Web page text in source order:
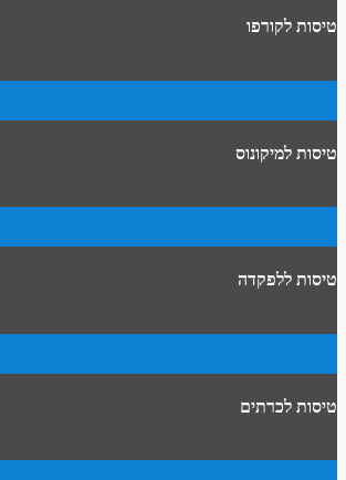
טיסות לקורפו
טיסות למיקונוס
טיסות ללפקדה
טיסות לכרתים